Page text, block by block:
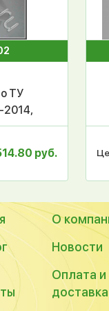
ТУ
руб.
О
Новости
Оплата и
доставка